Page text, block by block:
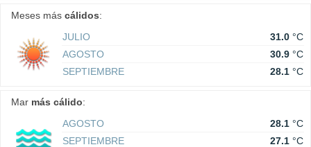
Meses más cálidos:
JULIO
31.0 °C
AGOSTO
30.9 °C
SEPTIEMBRE
28.1 °C
Mar más cálido:
AGOSTO
28.1 °C
SEPTIEMBRE
27.1 °C